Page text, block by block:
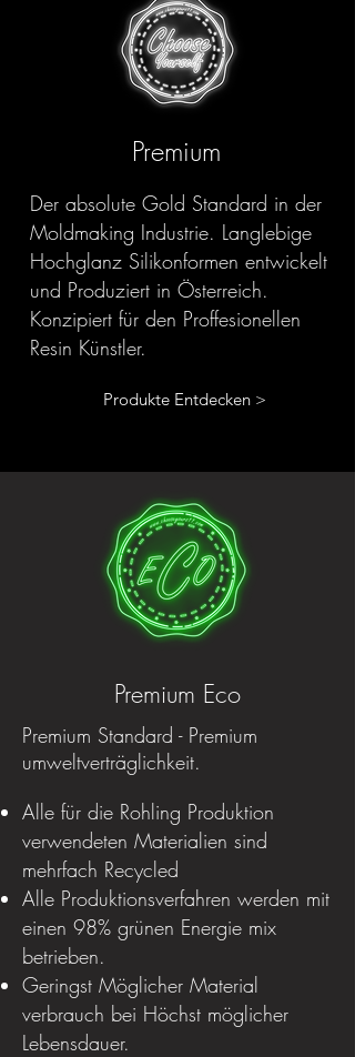
Premium
Der absolute Gold Standard in der
Moldmaking Industrie. Langlebige
Hochglanz Silikonformen entwickelt
und Produziert in Österreich.
Konzipiert für den Proffesionellen
Resin Künstler.
Produkte Entdecken >
Premium Eco
Premium Standard - Premium
umweltverträglichkeit.
Alle für die Rohling Produktion
verwendeten Materialien sind
mehrfach Recycled
Alle Produktionsverfahren werden mit
einen 98% grünen Energie mix
betrieben.
Geringst Möglicher Material
verbrauch bei Höchst möglicher
Lebensdauer.